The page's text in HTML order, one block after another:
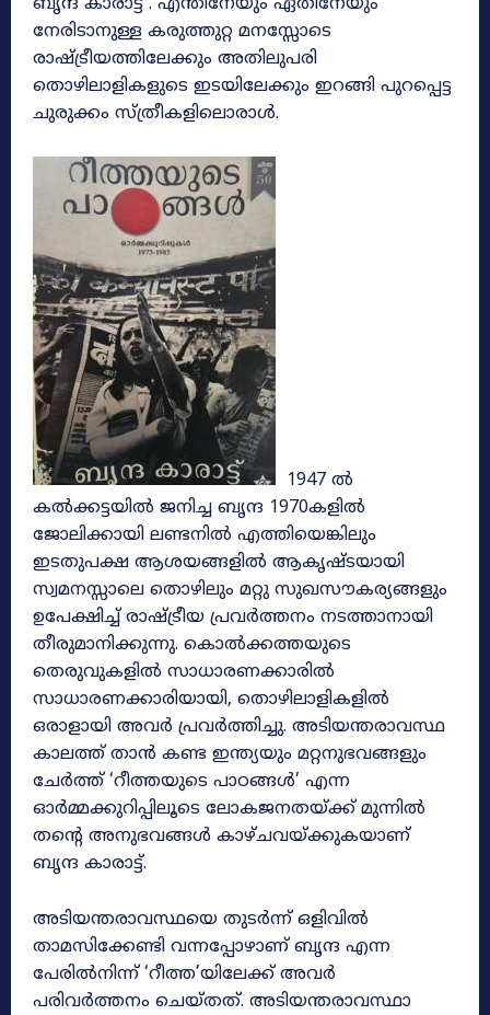
ബൃന്ദ കാരാട്ട് . എന്തിനേയും ഏതിനേയും
നേരിടാനുള്ള കരുത്തുറ്റ മനസ്സോടെ
രാഷ്ട്രീയത്തിലേക്കും അതിലുപരി
തൊഴിലാളികളുടെ ഇടയിലേക്കും ഇറങ്ങി പുറപ്പെട്ട
ചുരുക്കം സ്ത്രീകളിലൊരാൾ.
1947 ൽ
കൽക്കട്ടയിൽ ജനിച്ച ബൃന്ദ 1970കളിൽ
ജോലിക്കായി ലണ്ടനിൽ എത്തിയെങ്കിലും
ഇടതുപക്ഷ ആശയങ്ങളിൽ ആകൃഷ്ടയായി
സ്വമനസ്സാലെ തൊഴിലും മറ്റു സുഖസൗകര്യങ്ങളും
ഉപേക്ഷിച്ച് രാഷ്ട്രീയ പ്രവർത്തനം നടത്താനായി
തീരുമാനിക്കുന്നു. കൊൽക്കത്തയുടെ
തെരുവുകളിൽ സാധാരണക്കാരിൽ
സാധാരണക്കാരിയായി, തൊഴിലാളികളിൽ
ഒരാളായി അവർ പ്രവർത്തിച്ചു. അടിയന്തരാവസ്ഥ
കാലത്ത് താൻ കണ്ട ഇന്ത്യയും മറ്റനുഭവങ്ങളും
ചേർത്ത് ‘റീത്തയുടെ പാഠങ്ങൾ’ എന്ന
ഓർമ്മക്കുറിപ്പിലൂടെ ലോകജനതയ്ക്ക് മുന്നിൽ
തന്റെ അനുഭവങ്ങൾ കാഴ്ചവയ്ക്കുകയാണ്
ബൃന്ദ കാരാട്ട്.
അടിയന്തരാവസ്ഥയെ തുടർന്ന് ഒളിവിൽ
താമസിക്കേണ്ടി വന്നപ്പോഴാണ് ബൃന്ദ എന്ന
പേരിൽനിന്ന് ‘റീത്ത’യിലേക്ക് അവർ
പരിവർത്തനം ചെയ്തത്. അടിയന്തരാവസ്ഥാ